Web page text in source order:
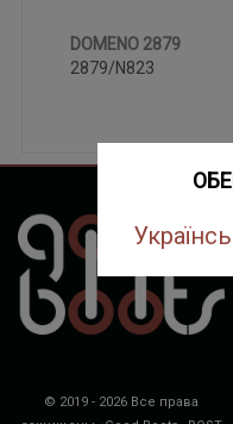
39 40
DOMENO 2879
2879/N823
© 2019 - 2026 Все права